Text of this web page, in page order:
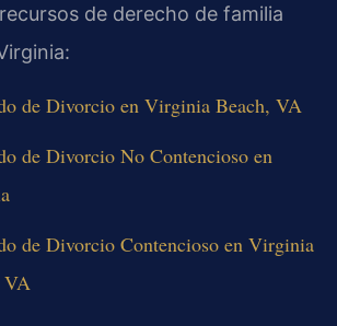
de derecho de familia
de Divorcio en Virginia Beach, VA
de Divorcio No Contencioso en
de Divorcio Contencioso en Virginia
VA